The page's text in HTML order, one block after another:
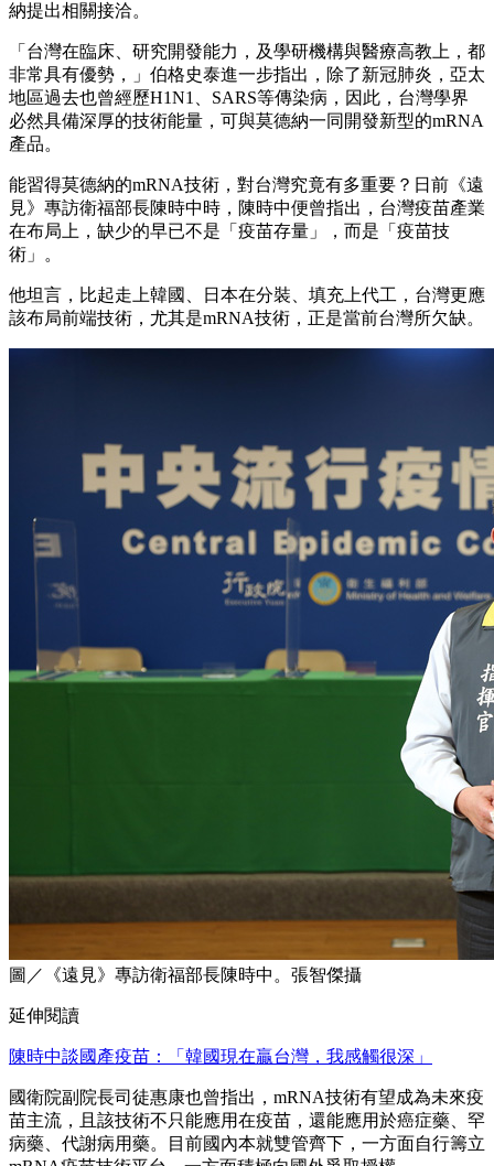
納提出相關接洽。
「台灣在臨床、研究開發能力，及學研機構與醫療高教上，都
非常具有優勢，」伯格史泰進一步指出，除了新冠肺炎，亞太
地區過去也曾經歷H1N1、SARS等傳染病，因此，台灣學界
必然具備深厚的技術能量，可與莫德納一同開發新型的mRNA
產品。
能習得莫德納的mRNA技術，對台灣究竟有多重要？日前《遠
見》專訪衛福部長陳時中時，陳時中便曾指出，台灣疫苗產業
在布局上，缺少的早已不是「疫苗存量」，而是「疫苗技
術」。
他坦言，比起走上韓國、日本在分裝、填充上代工，台灣更應
該布局前端技術，尤其是mRNA技術，正是當前台灣所欠缺。
圖／《遠見》專訪衛福部長陳時中。張智傑攝
延伸閱讀
陳時中談國產疫苗：「韓國現在贏台灣，我感觸很深」
國衛院副院長司徒惠康也曾指出，mRNA技術有望成為未來疫
苗主流，且該技術不只能應用在疫苗，還能應用於癌症藥、罕
病藥、代謝病用藥。目前國內本就雙管齊下，一方面自行籌立